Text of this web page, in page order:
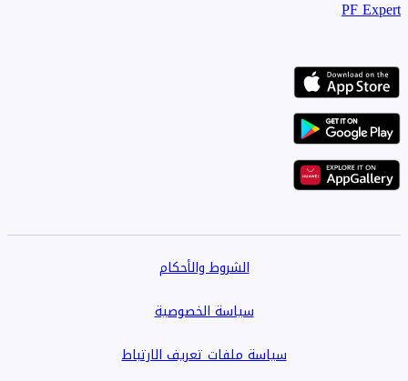
PF Expert
الشروط والأحكام
سياسة الخصوصية
سياسة ملفات تعريف الارتباط